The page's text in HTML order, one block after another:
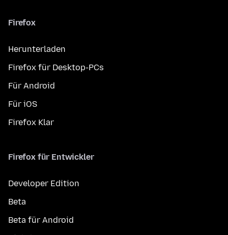
Firefox
Herunterladen
Firefox für Desktop-PCs
Für Android
Für iOS
Firefox Klar
Firefox für Entwickler
Developer Edition
Beta
Beta für Android